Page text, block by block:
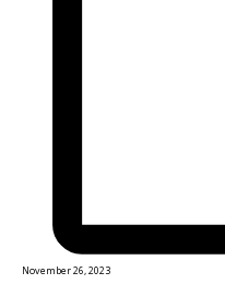
November 26, 2023